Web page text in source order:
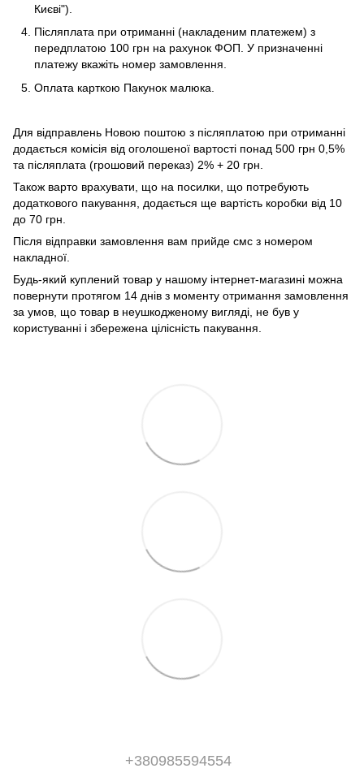
Києві").
Післяплата при отриманні (накладеним платежем) з
передплатою 100 грн на рахунок ФОП. У призначенні
платежу вкажіть номер замовлення.
Оплата карткою Пакунок малюка.
Для відправлень Новою поштою з післяплатою при отриманні
додається комісія від оголошеної вартості понад 500 грн 0,5%
та післяплата (грошовий переказ) 2% + 20 грн.
Також варто врахувати, що на посилки, що потребують
додаткового пакування, додається ще вартість коробки від 10
до 70 грн.
Після відправки замовлення вам прийде смс з номером
накладної.
Будь-який куплений товар у нашому інтернет-магазині можна
повернути протягом 14 днів з моменту отримання замовлення
за умов, що товар в неушкодженому вигляді, не був у
користуванні і збережена цілісність пакування.
+380985594554